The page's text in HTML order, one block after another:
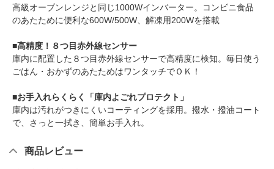
高級オーブンレンジと同じ1000Wインバーター。コンビニ食品
のあたために便利な600W/500W、解凍用200Wを搭載
■高精度！８つ目赤外線センサー
庫内に配置した８つ目赤外線センサーで高精度に検知。毎日使う
ごはん・おかずのあたためはワンタッチでＯＫ！
■お手入れらくらく「庫内よごれプロテクト」
庫内は汚れがつきにくいコーティングを採用。撥水・撥油コート
で、さっと一拭き、簡単お手入れ。
商品レビュー